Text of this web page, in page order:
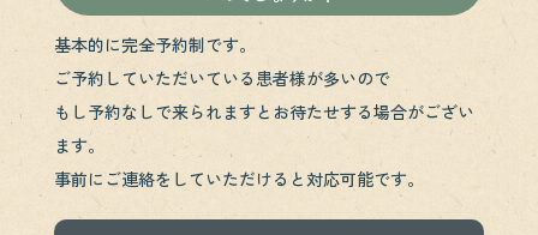
基本的に完全予約制です。
ご予約していただいている患者様が多いので
もし予約なしで来られますとお待たせする場合がござい
ます。
事前にご連絡をしていただけると対応可能です。